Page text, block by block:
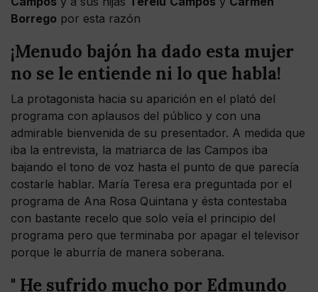
Borrego por esta razón
¡Menudo bajón ha dado esta mujer
no se le entiende ni lo que habla!
La protagonista hacia su aparición en el plató del
programa con aplausos del público y con una
admirable bienvenida de su presentador. A medida que
iba la entrevista, la matriarca de las Campos iba
bajando el tono de voz hasta el punto de que parecía
costarle hablar. María Teresa era preguntada por el
programa de Ana Rosa Quintana y ésta contestaba
con bastante recelo que solo veía el principio del
programa pero que terminaba por apagar el televisor
porque le aburría de manera soberana.
" He sufrido mucho por Edmundo